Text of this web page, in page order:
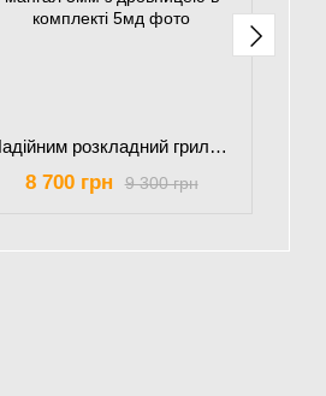
Надійним розкладний гриль мангал 5мм з дровницею в комплекті
9 300 грн
8 700 грн